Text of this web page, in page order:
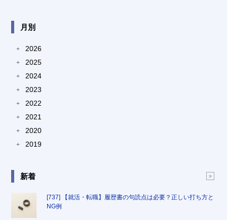
月別
+ 2026
+ 2025
+ 2024
+ 2023
+ 2022
+ 2021
+ 2020
+ 2019
新着
[737] 【就活・転職】履歴書の句読点は必要？正しい打ち方と
NG例